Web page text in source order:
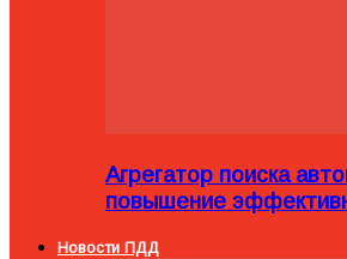
Агрегатор поиска
повышение
Новости ПДД